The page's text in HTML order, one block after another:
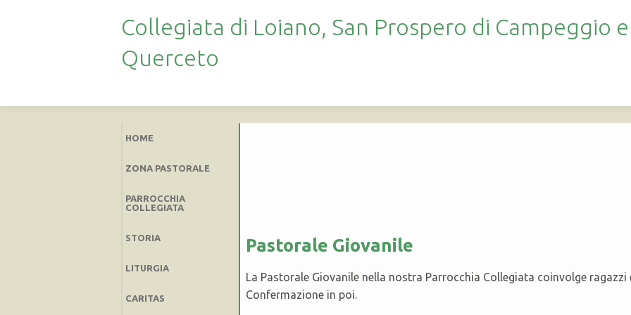
Collegiata di Loiano, San Prospero di Campeggio
Querceto
HOME
ZONA PASTORALE
PARROCCHIA
COLLEGIATA
STORIA
LITURGIA
CARITAS
Pastorale Giovanile
La Pastorale Giovanile nella nostra Parrocchia Collegiata coinvolge
Confermazione in poi.